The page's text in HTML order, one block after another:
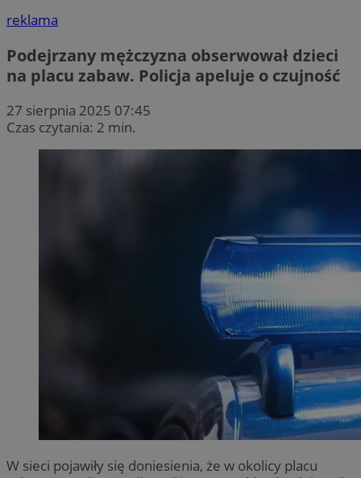
reklama
Podejrzany mężczyzna obserwował dzieci
na placu zabaw. Policja apeluje o czujność
27 sierpnia 2025 07:45
Czas czytania: 2 min.
W sieci pojawiły się doniesienia, że w okolicy placu